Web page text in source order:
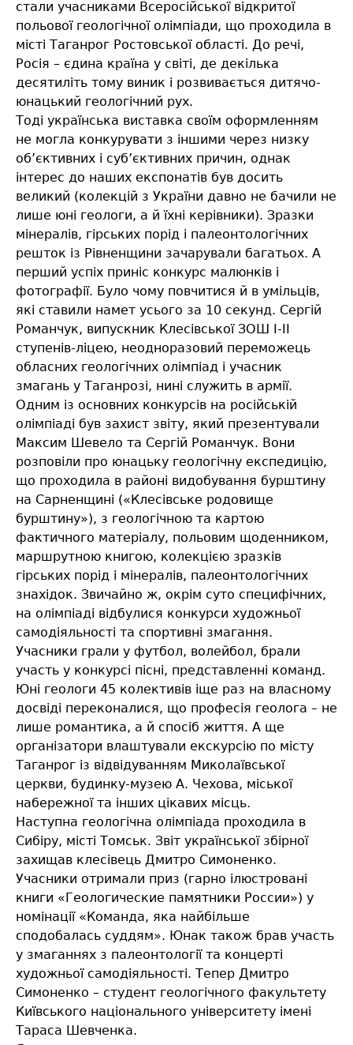
стали учасниками Всеросійської відкритої
польової геологічної олімпіади, що проходила в
місті Таганрог Ростовської області. До речі,
Росія – єдина країна у світі, де декілька
десятиліть тому виник і розвивається дитячо-
юнацький геологічний рух.
Тоді українська виставка своїм оформленням
не могла конкурувати з іншими через низку
об’єктивних і суб’єктивних причин, однак
інтерес до наших експонатів був досить
великий (колекцій з України давно не бачили не
лише юні геологи, а й їхні керівники). Зразки
мінералів, гірських порід і палеонтологічних
решток із Рівненщини зачарували багатьох. А
перший успіх приніс конкурс малюнків і
фотографії. Було чому повчитися й в умільців,
які ставили намет усього за 10 секунд. Сергій
Романчук, випускник Клесівської ЗОШ І-ІІ
ступенів-ліцею, неодноразовий переможець
обласних геологічних олімпіад і учасник
змагань у Таганрозі, нині служить в армії.
Одним із основних конкурсів на російській
олімпіаді був захист звіту, який презентували
Максим Шевело та Сергій Романчук. Вони
розповіли про юнацьку геологічну експедицію,
що проходила в районі видобування бурштину
на Сарненщині («Клесівське родовище
бурштину»), з геологічною та картою
фактичного матеріалу, польовим щоденником,
маршрутною книгою, колекцією зразків
гірських порід і мінералів, палеонтологічних
знахідок. Звичайно ж, окрім суто специфічних,
на олімпіаді відбулися конкурси художньої
самодіяльності та спортивні змагання.
Учасники грали у футбол, волейбол, брали
участь у конкурсі пісні, представленні команд.
Юні геологи 45 колективів іще раз на власному
досвіді переконалися, що професія геолога – не
лише романтика, а й спосіб життя. А ще
організатори влаштували екскурсію по місту
Таганрог із відвідуванням Миколаївської
церкви, будинку-музею А. Чехова, міської
набережної та інших цікавих місць.
Наступна геологічна олімпіада проходила в
Сибіру, місті Томськ. Звіт української збірної
захищав клесівець Дмитро Симоненко.
Учасники отримали приз (гарно ілюстровані
книги «Геологические памятники России») у
номінації «Команда, яка найбільше
сподобалась суддям». Юнак також брав участь
у змаганнях з палеонтології та концерті
художньої самодіяльності. Тепер Дмитро
Симоненко – студент геологічного факультету
Київського національного університету імені
Тараса Шевченка.